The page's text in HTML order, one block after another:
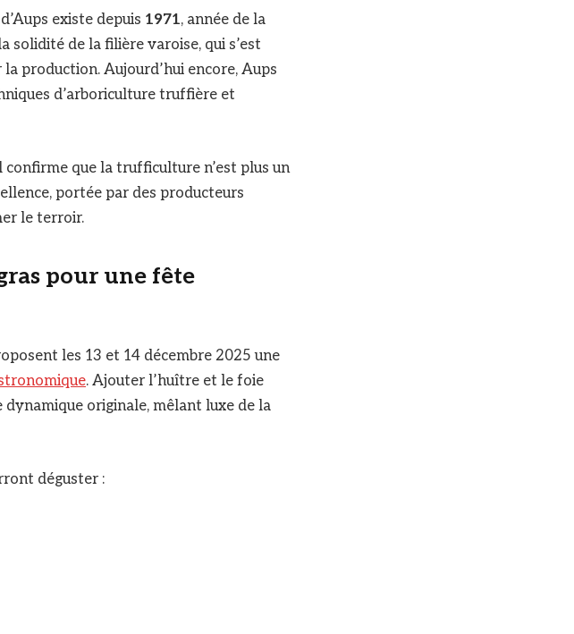
existe depuis 1971, année de la
de la filière varoise, qui s’est
production. Aujourd’hui encore, Aups
d’arboriculture truffière et
confirme que la trufficulture n’est plus un
portée par des producteurs
le terroir.
pour une fête
les 13 et 14 décembre 2025 une
. Ajouter l’huître et le foie
dynamique originale, mêlant luxe de la
déguster :